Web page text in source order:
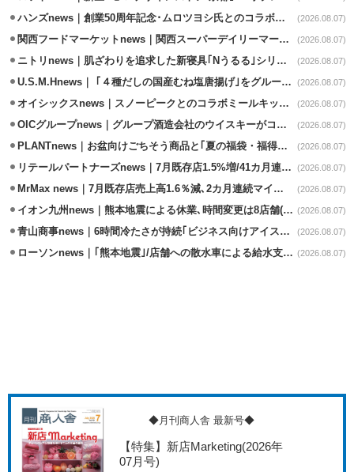
ハンズnews｜創業50周年記念･ムロツヨシ氏とのコラボ企画｢ムロハンズ｣開催 (2026.08.07)
関西フードマーケットnews｜関西スーパーデイリーマート蒲生店8/7改装 (2026.08.07)
ニトリnews｜肌ざわりを追求した新寝具｢Nうるる｣シリーズを発売 (2026.08.07)
U.S.M.Hnews｜ ｢４種だしの国産むね塩唐揚げ｣をグループ610店で共同販促 (2026.08.07)
オイシックスnews｜スノーピークとのコラボミールキット8/13発売 (2026.08.07)
OICグループnews｜グループ酒造会社のウイスキーがコンペティション受賞 (2026.08.07)
PLANTnews｜お盆向けごちそう商品と｢夏の福袋・福得カート｣8/8から開催 (2026.08.07)
リテールパートナーズnews｜7月既存店1.5%増/41カ月連続増 (2026.08.07)
MrMax news｜7月既存店売上高1.6％減､2カ月連続マイナス (2026.08.07)
イオン九州news｜熊本地震による休業､時間変更は8店舗(8/7時点) (2026.08.07)
青山商事news｜6時間冷たさが持続｢ビジネス向けアイスベスト｣発売 (2026.08.07)
ローソンnews｜｢熊本地震｣/店舗への散水車による給水支援を開始 (2026.08.07)
◆月刊商人舎 最新号◆
【特集】新店Marketing(2026年
07月号)